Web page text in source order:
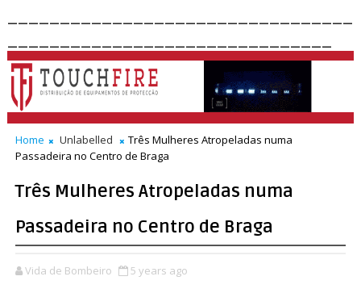
Home Unlabelled
Três Mulheres Atropeladas numa
Passadeira no Centro de Braga
Três Mulheres Atropeladas numa
Passadeira no Centro de Braga
Vida de Bombeiro 5 years ago